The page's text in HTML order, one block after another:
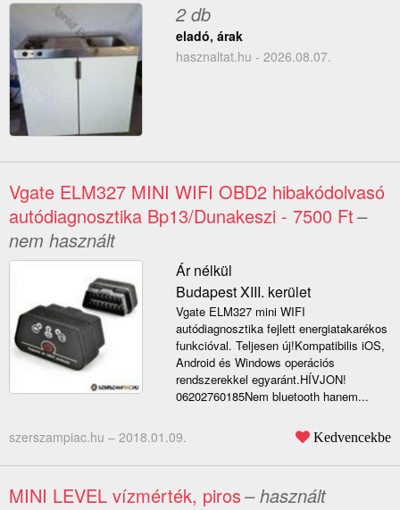
2 db
eladó, árak
hasznaltat.hu - 2026.08.07.
Vgate ELM327 MINI WIFI OBD2 hibakódolvasó
autódiagnosztika Bp13/Dunakeszi - 7500 Ft–
nem használt
Ár nélkül
Budapest XIII. kerület
Vgate ELM327 mini WIFI
autódiagnosztika fejlett energiatakarékos
funkcióval. Teljesen új!Kompatibilis iOS,
Android és Windows operációs
rendszerekkel egyaránt.HÍVJON!
06202760185Nem bluetooth hanem...
szerszampiac.hu – 2018.01.09. Kedvencekbe
MINI LEVEL vízmérték, piros– használt